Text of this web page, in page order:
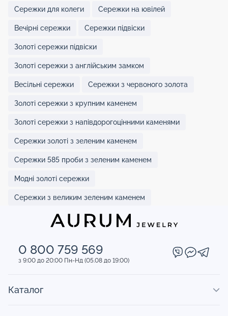
Сережки для колеги Сережки на ювілей
Вечірні сережки Сережки підвіски
Золоті сережки підвіски
Золоті сережки з англійським замком
Весільні сережки Сережки з червоного золота
Золоті сережки з крупним каменем
Золоті сережки з напівдорогоцінними каменями
Сережки золоті з зеленим каменем
Сережки 585 проби з зеленим каменем
Модні золоті сережки
Сережки з великим зеленим каменем
0 800 759 569
з 9:00 до 20:00 Пн-Нд (05.08 до 19:00)
Каталог